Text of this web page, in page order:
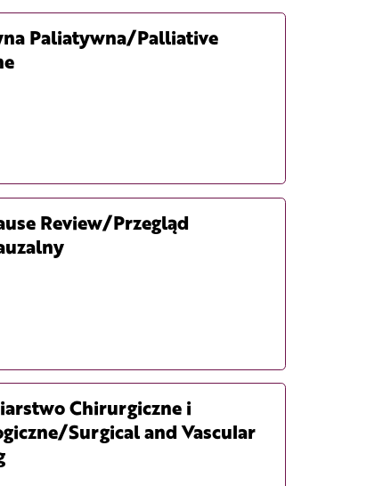
Paliatywna/Palliative
Review/Przegląd
Chirurgiczne i
Surgical and Vascular